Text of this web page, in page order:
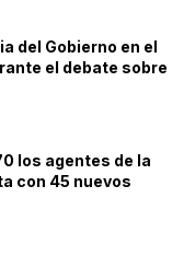
del Gobierno en el
el debate sobre
los agentes de la
con 45 nuevos